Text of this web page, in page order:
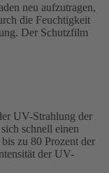
neu aufzutragen,
die Feuchtigkeit
Der Schutzfilm
UV-Strahlung der
schnell einen
zu 80 Prozent der
der UV-